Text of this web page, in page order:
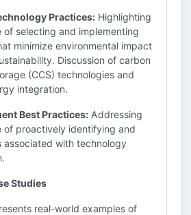
Practices: Highlighting
of selecting and implementing
minimize environmental impact
Discussion of carbon
(CCS) technologies and
integration.
Best Practices: Addressing
of proactively identifying and
associated with technology
Studies
real-world examples of